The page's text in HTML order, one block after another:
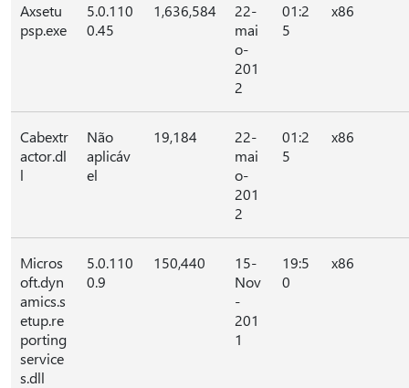
Axsetu
psp.exe
5.0.110
0.45
1,636,584
22-
mai
o-
201
2
01:2
5
x86
Cabextr
actor.dl
l
Não
aplicáv
el
19,184
22-
mai
o-
201
2
01:2
5
x86
Micros
oft.dyn
amics.s
etup.re
porting
service
s.dll
5.0.110
0.9
150,440
15-
Nov
-
201
1
19:5
0
x86